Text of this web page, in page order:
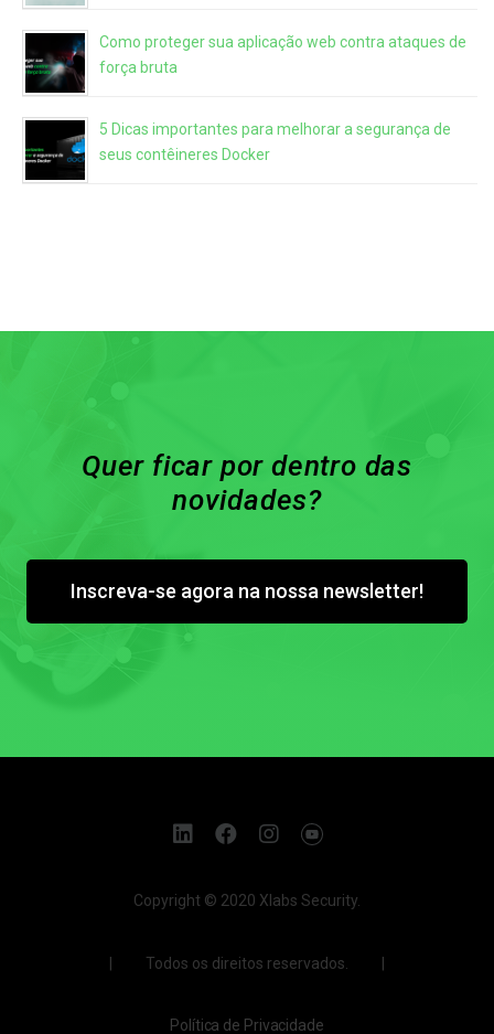
Como proteger sua aplicação web contra ataques de
força bruta
5 Dicas importantes para melhorar a segurança de
seus contêineres Docker
Quer ficar por dentro das
novidades?
Inscreva-se agora na nossa newsletter!
Copyright © 2020 Xlabs Security.
| Todos os direitos reservados. |
Política de Privacidade